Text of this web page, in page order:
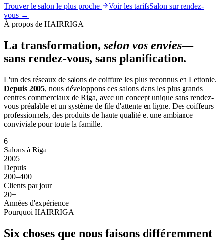
Trouver le salon le plus proche
Voir les tarifsSalon sur rendez-
vous →
À propos de HAIRRIGA
La transformation, selon vos envies—
sans rendez-vous, sans planification.
L'un des réseaux de salons de coiffure les plus reconnus en Lettonie.
Depuis 2005, nous développons des salons dans les plus grands
centres commerciaux de Riga, avec un concept unique sans rendez-
vous préalable et un système de file d'attente en ligne. Des coiffeurs
professionnels, des produits de haute qualité et une ambiance
conviviale pour toute la famille.
6
Salons à Riga
2005
Depuis
200–400
Clients par jour
20+
Années d'expérience
Pourquoi HAIRRIGA
Six choses que nous faisons différemment